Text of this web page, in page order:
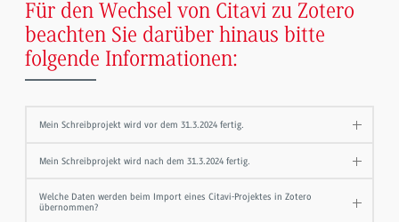
Für den Wechsel von Citavi zu Zotero
beachten Sie darüber hinaus bitte
folgende Informationen:
Mein Schreibprojekt wird vor dem 31.3.2024 fertig.
Mein Schreibprojekt wird nach dem 31.3.2024 fertig.
Welche Daten werden beim Import eines Citavi-Projektes in Zotero
übernommen?